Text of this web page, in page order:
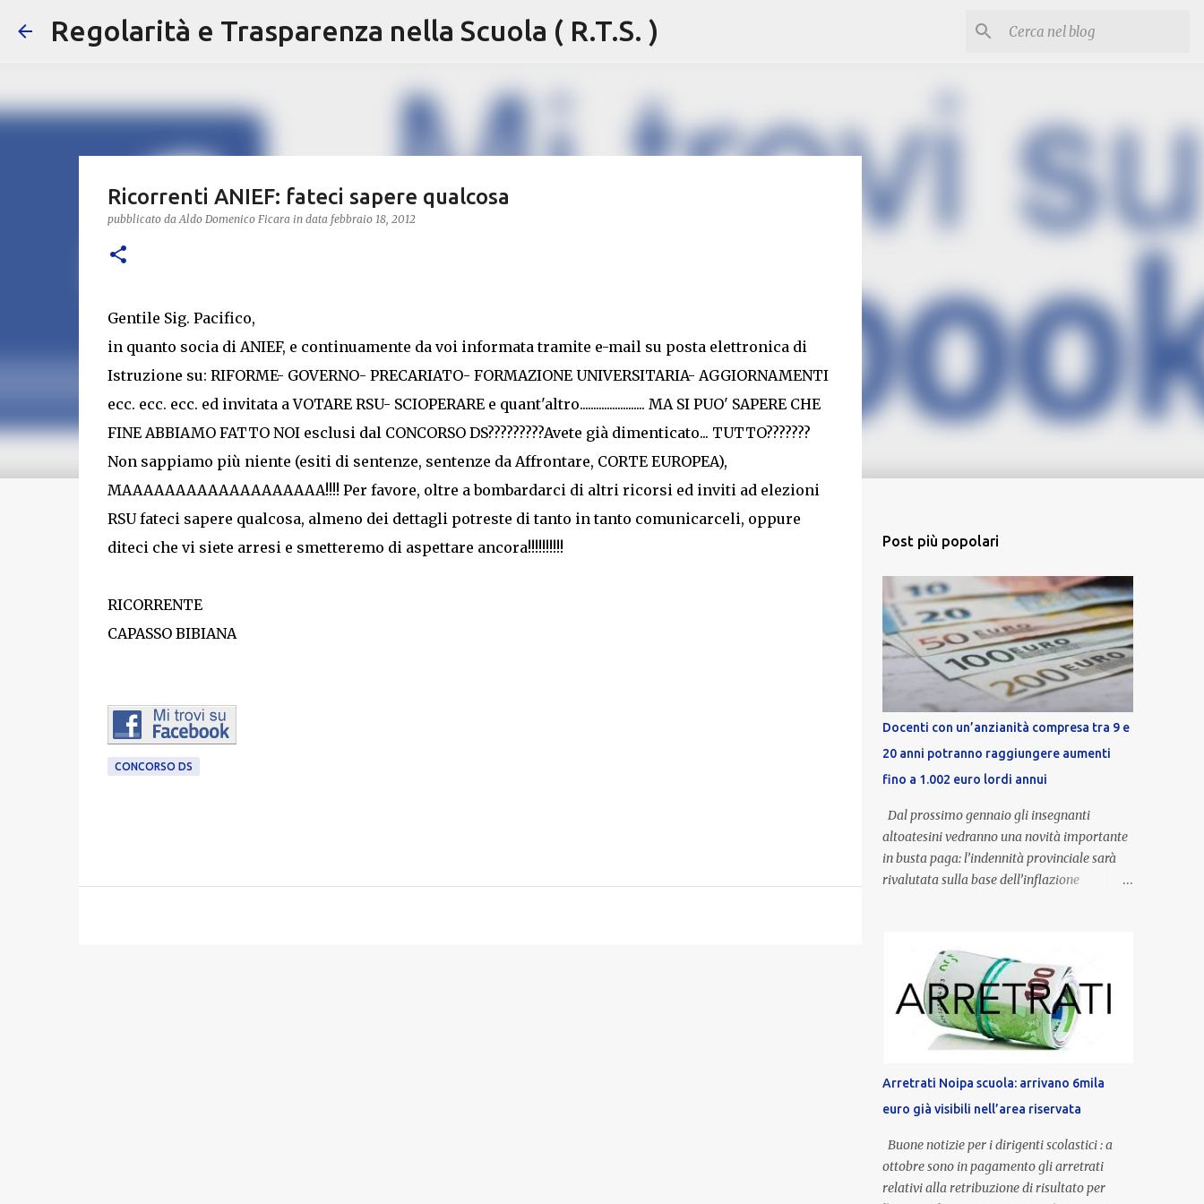
Passa ai contenuti principali
Regolarità e Trasparenza nella Scuola ( R.T.S. )
Ricorrenti ANIEF: fateci sapere qualcosa
pubblicato daAldo Domenico Ficara in data febbraio 18, 2012
Gentile Sig. Pacifico,
in quanto socia di ANIEF, e continuamente da voi informata tramite e-mail su posta elettronica di
Istruzione su: RIFORME- GOVERNO- PRECARIATO- FORMAZIONE UNIVERSITARIA- AGGIORNAMENTI
ecc. ecc. ecc. ed invitata a VOTARE RSU- SCIOPERARE e quant'altro........................ MA SI PUO' SAPERE CHE
FINE ABBIAMO FATTO NOI esclusi dal CONCORSO DS?????????Avete già dimenticato... TUTTO???????
Non sappiamo più niente (esiti di sentenze, sentenze da Affrontare, CORTE EUROPEA),
MAAAAAAAAAAAAAAAAAAA!!!! Per favore, oltre a bombardarci di altri ricorsi ed inviti ad elezioni
RSU fateci sapere qualcosa, almeno dei dettagli potreste di tanto in tanto comunicarceli, oppure
diteci che vi siete arresi e smetteremo di aspettare ancora!!!!!!!!!!
RICORRENTE
CAPASSO BIBIANA
CONCORSO DS
Post più popolari
Docenti con un’anzianità compresa tra 9 e
20 anni potranno raggiungere aumenti
fino a 1.002 euro lordi annui
Dal prossimo gennaio gli insegnanti
altoatesini vedranno una novità importante
in busta paga: l’indennità provinciale sarà
rivalutata sulla base dell’inflazione
un’anzianità compresa tra 9 e 20 anni
potranno raggiungere fino a 1.002 euro lordi
annui. Il nuovo contratto provinciale
introduce inoltre un congedo speciale
dedicato alle donne vittime di violenza di
genere, in linea con la normativa nazionale e
con l’obiettivo di offrire maggiore tutela e
supporto in situazioni delicate. L’indennità
provinciale per i docenti è un unicum in
Italia: si tratta di una misura esclusiva della
Provincia autonoma di Bolzano, che integra
Arretrati Noipa scuola: arrivano 6mila
euro già visibili nell’area riservata
Buone notizie per i dirigenti scolastici : a
ottobre sono in pagamento gli arretrati
relativi alla retribuzione di risultato per